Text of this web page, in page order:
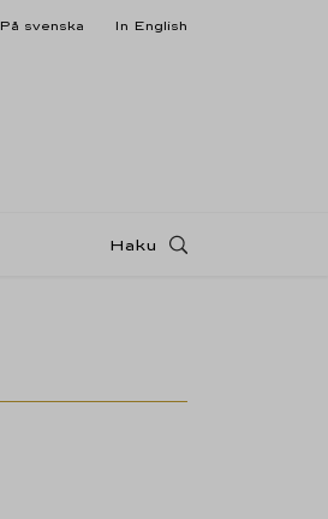
På svenska In English
Haku